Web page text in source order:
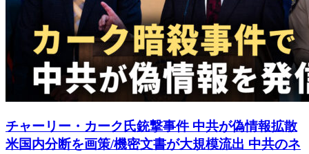
チャーリー・カーク氏銃撃事件 中共が偽情報拡散
米国内分断を画策/機密文書が大規模流出 中共のネ